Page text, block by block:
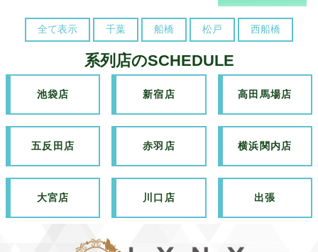
全て表示 千葉 船橋 松戸 西船橋
系列店のSCHEDULE
池袋店 新宿店 高田馬場店
五反田店 赤羽店 横浜関内店
大宮店 川口店 出張